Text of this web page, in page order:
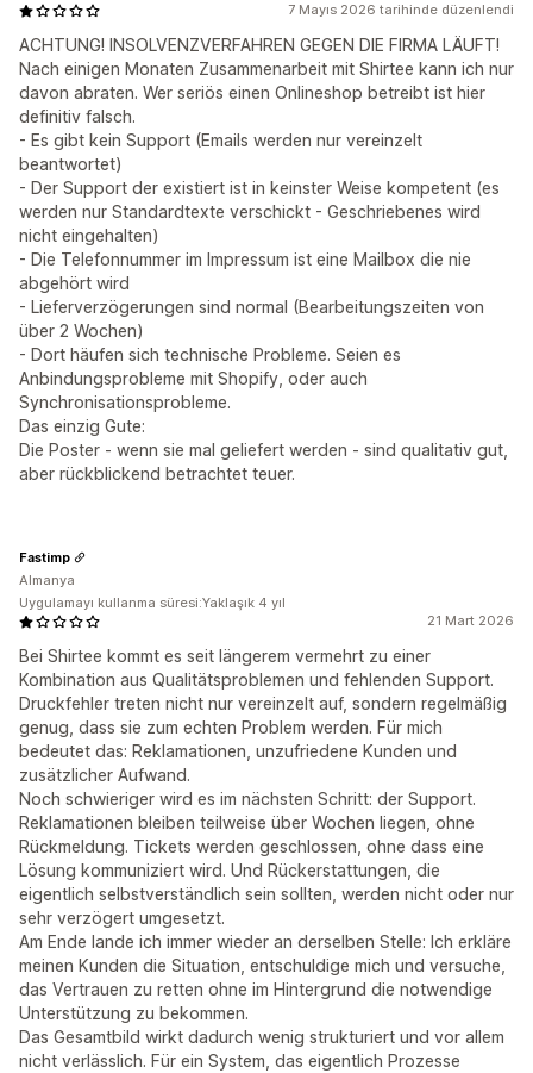
7 Mayıs 2026 tarihinde düzenlendi
ACHTUNG! INSOLVENZVERFAHREN GEGEN DIE FIRMA LÄUFT!
Nach einigen Monaten Zusammenarbeit mit Shirtee kann ich nur
davon abraten. Wer seriös einen Onlineshop betreibt ist hier
definitiv falsch.
- Es gibt kein Support (Emails werden nur vereinzelt
beantwortet)
- Der Support der existiert ist in keinster Weise kompetent (es
werden nur Standardtexte verschickt - Geschriebenes wird
nicht eingehalten)
- Die Telefonnummer im Impressum ist eine Mailbox die nie
abgehört wird
- Lieferverzögerungen sind normal (Bearbeitungszeiten von
über 2 Wochen)
- Dort häufen sich technische Probleme. Seien es
Anbindungsprobleme mit Shopify, oder auch
Synchronisationsprobleme.
Das einzig Gute:
Die Poster - wenn sie mal geliefert werden - sind qualitativ gut,
aber rückblickend betrachtet teuer.
21 Mart 2026
Bei Shirtee kommt es seit längerem vermehrt zu einer
Kombination aus Qualitätsproblemen und fehlenden Support.
Druckfehler treten nicht nur vereinzelt auf, sondern regelmäßig
genug, dass sie zum echten Problem werden. Für mich
bedeutet das: Reklamationen, unzufriedene Kunden und
zusätzlicher Aufwand.
Noch schwieriger wird es im nächsten Schritt: der Support.
Reklamationen bleiben teilweise über Wochen liegen, ohne
Rückmeldung. Tickets werden geschlossen, ohne dass eine
Lösung kommuniziert wird. Und Rückerstattungen, die
eigentlich selbstverständlich sein sollten, werden nicht oder nur
sehr verzögert umgesetzt.
Am Ende lande ich immer wieder an derselben Stelle: Ich erkläre
meinen Kunden die Situation, entschuldige mich und versuche,
das Vertrauen zu retten ohne im Hintergrund die notwendige
Unterstützung zu bekommen.
Das Gesamtbild wirkt dadurch wenig strukturiert und vor allem
nicht verlässlich. Für ein System, das eigentlich Prozesse
Fastimp
Almanya
Uygulamayı kullanma süresi:Yaklaşık 4 yıl